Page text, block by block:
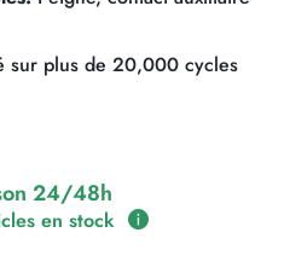
sur plus de 20,000 cycles
24/48h
en stock